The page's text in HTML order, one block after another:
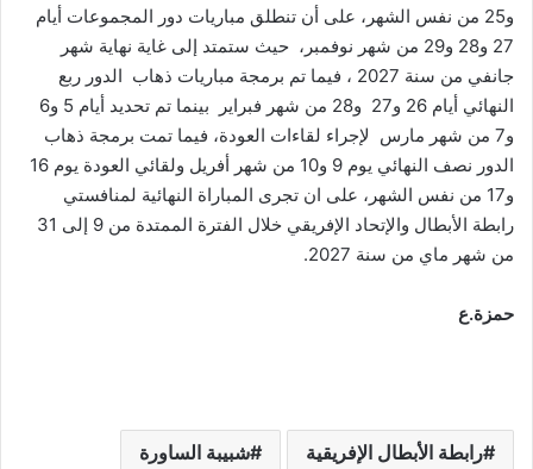
و25 من نفس الشهر، على أن تنطلق مباريات دور المجموعات أيام
27 و28 و29 من شهر نوفمبر، حيث ستمتد إلى غاية نهاية شهر
جانفي من سنة 2027 ، فيما تم برمجة مباريات ذهاب الدور ربع
و7 من شهر مارس لإجراء لقاءات العودة، فيما تمت برمجة ذهاب
الدور نصف النهائي يوم 9 و10 من شهر أفريل ولقائي العودة يوم 16
و17 من نفس الشهر، على ان تجرى المباراة النهائية لمنافستي
رابطة الأبطال والإتحاد الإفريقي خلال الفترة الممتدة من 9 إلى 31
من شهر ماي من سنة 2027.
حمزة.ع
رابطة الأبطال الإفريقية شبيبة الساورة